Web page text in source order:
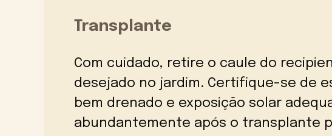
Transplante
Com cuidado, retire o caule do
desejado no jardim. Certifique-se de
bem drenado e exposição solar
abundantemente após o transplante